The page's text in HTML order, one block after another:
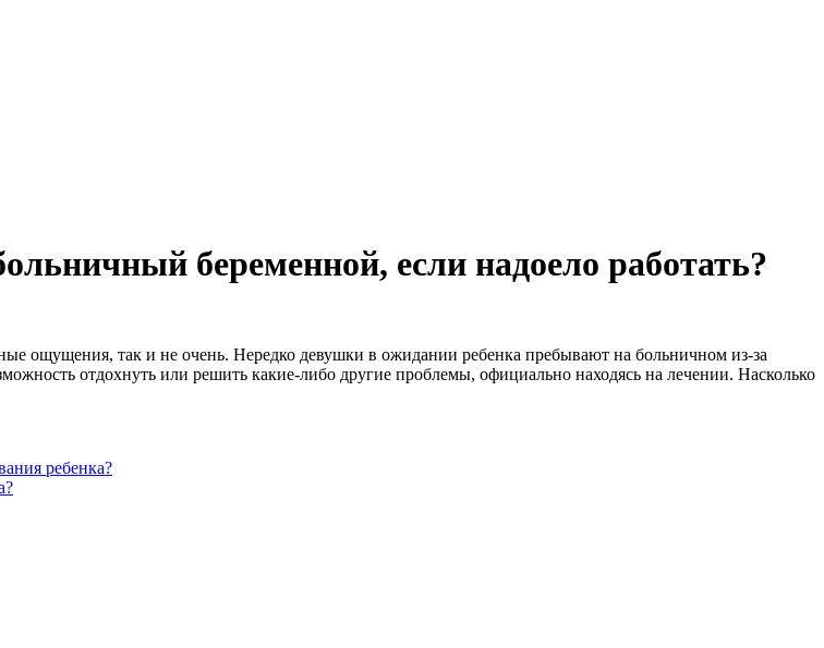
беременной, если надоело работать?
ощущения, так и не очень. Нередко девушки в ожидании ребенка пребывают на больничном из-за
отдохнуть или решить какие-либо другие проблемы, официально находясь на лечении. Насколько
ребенка?